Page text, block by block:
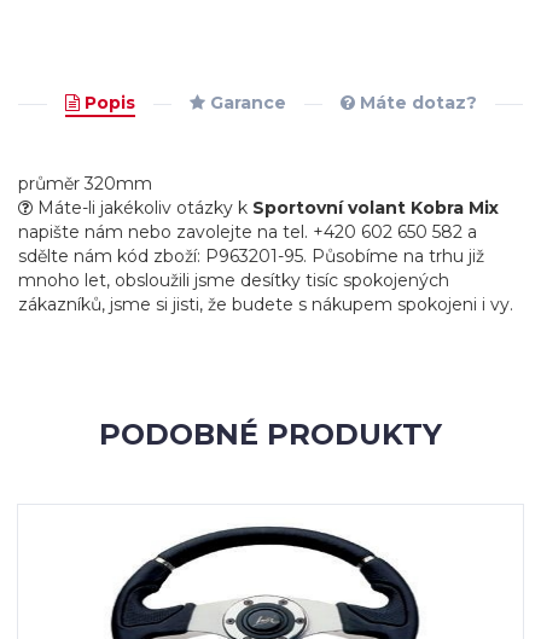
Popis Garance Máte dotaz?
průměr 320mm
Máte-li jakékoliv otázky k Sportovní volant Kobra Mix
napište nám nebo zavolejte na tel. +420 602 650 582 a
sdělte nám kód zboží: P963201-95. Působíme na trhu již
mnoho let, obsloužili jsme desítky tisíc spokojených
zákazníků, jsme si jisti, že budete s nákupem spokojeni i vy.
PODOBNÉ PRODUKTY